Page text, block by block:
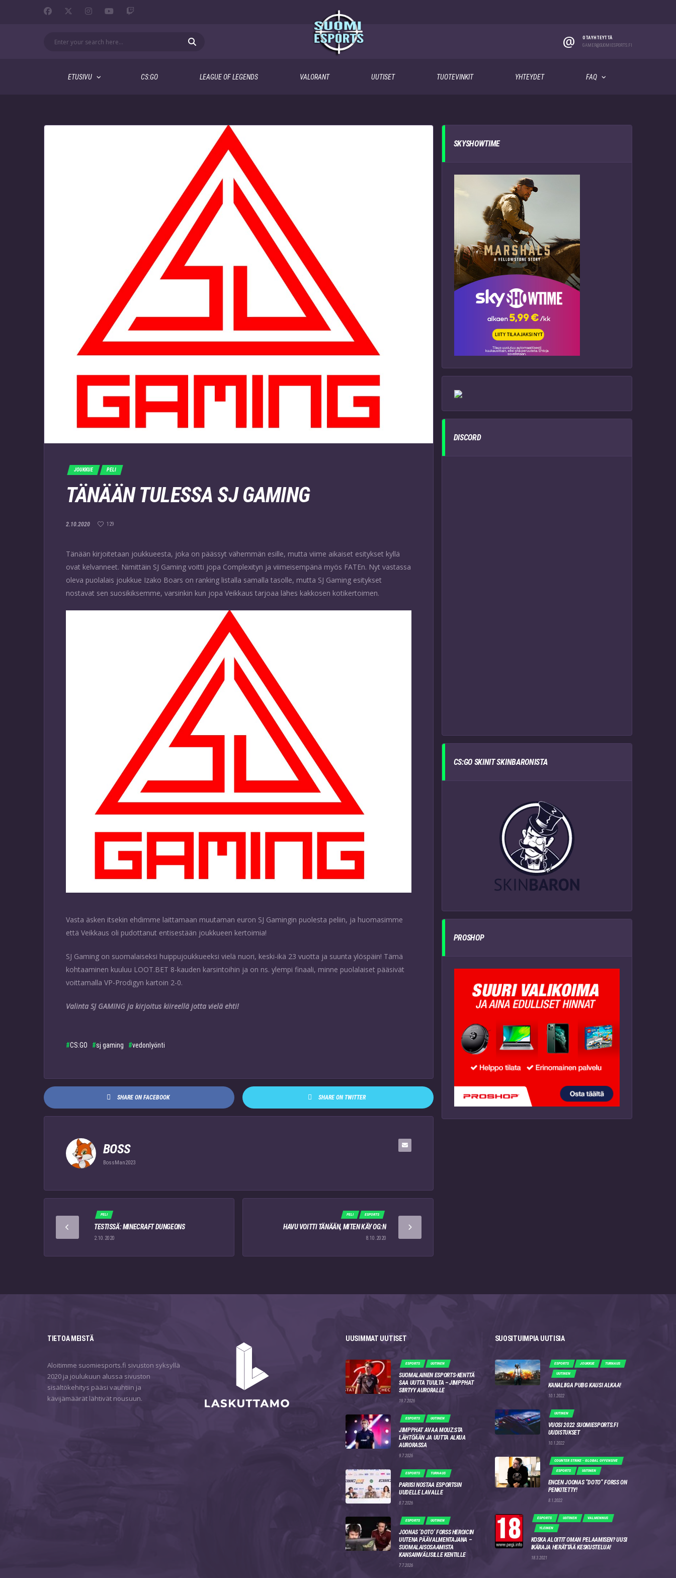
@
OTA YHTEYTTÄ
GAMER@SUOMIESPORTS.FI
ETUSIVU CS:GO LEAGUE OF LEGENDS VALORANT UUTISET TUOTEVINKIT YHTEYDET FAQ
JOUKKUE PELI
TÄNÄÄN TULESSA SJ GAMING
2.10.2020 129
Tänään kirjoitetaan joukkueesta, joka on päässyt vähemmän esille, mutta viime aikaiset esitykset kyllä
ovat kelvanneet. Nimittäin SJ Gaming voitti jopa Complexityn ja viimeisempänä myös FATEn. Nyt vastassa
oleva puolalais joukkue Izako Boars on ranking listalla samalla tasolle, mutta SJ Gaming esitykset
nostavat sen suosikiksemme, varsinkin kun jopa Veikkaus tarjoaa lähes kakkosen kotikertoimen.
Vasta äsken itsekin ehdimme laittamaan muutaman euron SJ Gamingin puolesta peliin, ja huomasimme
että Veikkaus oli pudottanut entisestään joukkueen kertoimia!
SJ Gaming on suomalaiseksi huippujoukkueeksi vielä nuori, keski-ikä 23 vuotta ja suunta ylöspäin! Tämä
kohtaaminen kuuluu LOOT.BET 8-kauden karsintoihin ja on ns. ylempi finaali, minne puolalaiset pääsivät
voittamalla VP-Prodigyn kartoin 2-0.
Valinta SJ GAMING ja kirjoitus kiireellä jotta vielä ehti!
CS:GO sj gaming vedonlyönti
SHARE ON FACEBOOK SHARE ON TWITTER
BOSS
BossMan2023
PELI
TESTISSÄ: MINECRAFT DUNGEONS
2.10.2020
ESPORTS
PELI
HAVU VOITTI TÄNÄÄN, MITEN KÄY OG:N
8.10.2020
SKYSHOWTIME
DISCORD
CS:GO SKINIT SKINBARONISTA
PROSHOP
TIETOA MEISTÄ
Aloitimme suomiesports.fi sivuston syksyllä
2020 ja joulukuun alussa sivuston
sisältökehitys pääsi vauhtiin ja
kävijämäärät lähtivät nousuun.
UUSIMMAT UUTISET
ESPORTS UUTINEN
SUOMALAINEN ESPORTS-KENTTÄ
SAA UUTTA TUULTA – JIMPPHAT
SIIRTYY AURORALLE
19.7.2026
ESPORTS UUTINEN
JIMPPHAT AVAA MOUZ:STA
LÄHTÖÄÄN JA UUTTA ALKUA
AURORASSA
9.7.2026
ESPORTS TURNAUS
PARIISI NOSTAA ESPORTSIN
UUDELLE LAVALLE
8.7.2026
ESPORTS UUTINEN
JOONAS ‘DOTO’ FORSS HEROICIN
UUTENA PÄÄVALMENTAJANA –
SUOMALAISOSAAMISTA
KANSAINVÄLISILLE KENTILLE
7.7.2026
SUOSITUIMPIA UUTISIA
ESPORTS JOUKKUE TURNAUS
UUTINEN
KANALIIGA PUBG KAUSI ALKAA!
10.1.2022
UUTINEN
VUOSI 2022 SUOMIESPORTS.FI
UUDISTUKSET
10.1.2022
COUNTER STRIKE - GLOBAL OFFENSIVE
ESPORTS UUTINEN
ENCEN JOONAS “DOTO” FORSS ON
PENKITETTY!
8.1.2022
ESPORTS UUTINEN VALMENNUS
YLEINEN
KOSKA ALOITIT OMAN PELAAMISEN? UUSI
IKÄRAJA HERÄTTÄÄ KESKUSTELUA!
18.3.2021